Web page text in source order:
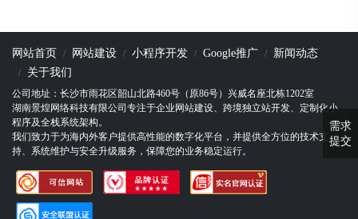
网站首页 网站建设 小程序开发 Google推广
新闻动态
关于我们
公司地址：长沙市雨花区韶山北路460号（原86号）兴威名座北栋1202室
湖南景煌网络科技有限公司专注于企业网站建设、跨境独立站开发、定制化小
程序及全栈系统架构。
我们致力于为海内外客户提供高性能的数字化平台，并提供全方位的技术支
持、系统维护与安全升级服务，保障您的业务稳定运行。
需求
提交